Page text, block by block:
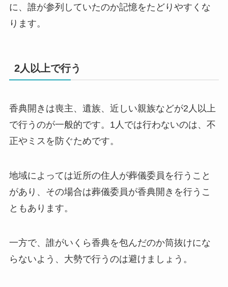
に、誰が参列していたのか記憶をたどりやすくな
ります。
2人以上で行う
香典開きは喪主、遺族、近しい親族などが2人以上
で行うのが一般的です。1人では行わないのは、不
正やミスを防ぐためです。
地域によっては近所の住人が葬儀委員を行うこと
があり、その場合は葬儀委員が香典開きを行うこ
ともあります。
一方で、誰がいくら香典を包んだのか筒抜けにな
らないよう、大勢で行うのは避けましょう。